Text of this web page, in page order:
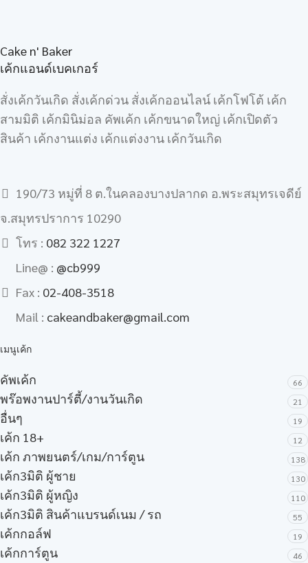
Cake n' Baker
เค้กแอนด์เบคเกอร์
สั่งเค้กวันเกิด สั่งเค้กด่วน สั่งเค้กออนไลน์ เค้กโฟโต้ เค้ก
สามมิติ เค้กมินิม่อล คัพเค้ก เค้กขนาดใหญ่ เค้กเปิดตัว
สินค้า เค้กงานแต่ง เค้กแต่งงาน เค้กวันเกิด
190/73 หมู่ที่ 8 ต.ในคลองบางปลากด อ.พระสมุทรเจดีย์
จ.สมุทรปราการ 10290
โทร : 082 322 1227
Line@ : @cb999
Fax : 02-408-3518
Mail : cakeandbaker@gmail.com
เมนูเค้ก
คัพเค้ก 66
พร๊อพงานปาร์ตี้/งานวันเกิด 21
อื่นๆ 19
เค้ก 18+ 12
เค้ก ภาพยนตร์/เกม/การ์ตูน 138
เค้ก3มิติ ผู้ชาย 130
เค้ก3มิติ ผู้หญิง 110
เค้ก3มิติ สินค้าแบรนด์เนม / รถ 55
เค้กกอล์ฟ 19
เค้กการ์ตูน 46